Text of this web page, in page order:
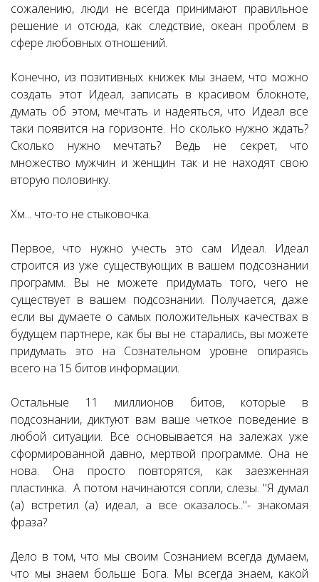
сожалению, люди не всегда принимают правильное
решение и отсюда, как следствие, океан проблем в
сфере любовных отношений.
Конечно, из позитивных книжек мы знаем, что можно
создать этот Идеал, записать в красивом блокноте,
думать об этом, мечтать и надеяться, что Идеал все
таки появится на горизонте. Но сколько нужно ждать?
Сколько нужно мечтать? Ведь не секрет, что
множество мужчин и женщин так и не находят свою
вторую половинку.
Хм... что-то не стыковочка.
Первое, что нужно учесть это сам Идеал. Идеал
строится из уже существующих в вашем подсознании
программ. Вы не можете придумать того, чего не
существует в вашем подсознании. Получается, даже
если вы думаете о самых положительных качествах в
будущем партнере, как бы вы не старались, вы можете
придумать это на Сознательном уровне опираясь
всего на 15 битов информации.
Остальные 11 миллионов битов, которые в
подсознании, диктуют вам ваше четкое поведение в
любой ситуации. Все основывается на залежах уже
сформированной давно, мертвой программе. Она не
нова. Она просто повторятся, как заезженная
пластинка. А потом начинаются сопли, слезы. "Я думал
(а) встретил (а) идеал, а все оказалось.."- знакомая
фраза?
Дело в том, что мы своим Сознанием всегда думаем,
что мы знаем больше Бога. Мы всегда знаем, какой